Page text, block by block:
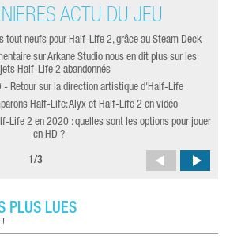
ACTU DU JEU
tout neufs pour Half-Life 2, grâce au Steam Deck
sur Arkane Studio nous en dit plus sur les
Half-Life 2 abandonnés
- Retour sur la direction artistique d'Half-Life
Half-Life: Alyx et Half-Life 2 en vidéo
Life 2 en 2020 : quelles sont les options pour jouer
en HD ?
1 /3
PLUS LUES
!